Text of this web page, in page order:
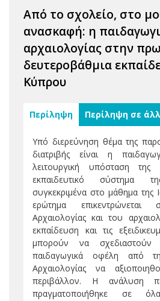
Από το σχολείο, στο
ανασκαφή: η
αρχαιολογίας στην
δευτεροβάθμια
Κύπρου
Περίληψη Περίληψη σε
Υπό διερεύνηση θέμα της
διατριβής είναι η
λειτουργική υπόσταση της
εκπαιδευτικό σύστημα
συγκεκριμένα στο μάθημα της
ερώτημα
Αρχαιολογίας και του
εκπαίδευση και τις
μπορούν να
παιδαγωγικά οφέλη από
Αρχαιολογίας να
περιβάλλον. Η ανάλυση
πραγματοποιήθηκε σε